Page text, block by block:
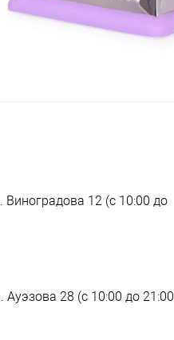
Виноградова 12 (с 10:00 до
Ауэзова 28 (с 10:00 до 21:00